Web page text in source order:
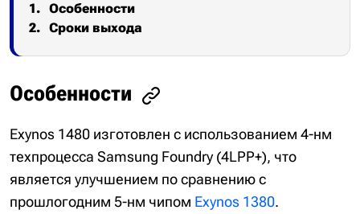
Особенности
Сроки выхода
Особенности
Exynos 1480 изготовлен с использованием 4-нм
техпроцесса Samsung Foundry (4LPP+), что
является улучшением по сравнению с
прошлогодним 5-нм чипом Exynos 1380.